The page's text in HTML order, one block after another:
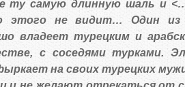
ту самую длинную шаль и
этого не видит… Один
владеет турецким и
с соседями турками.
на своих турецких